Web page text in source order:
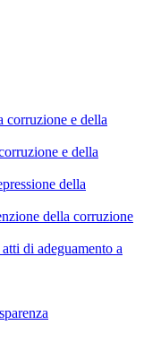
corruzione e della
e della
della
della corruzione
di adeguamento a